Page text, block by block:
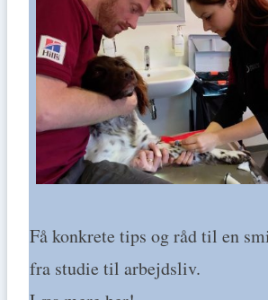
Få konkrete tips og råd til en
fra studie til arbejdsliv.